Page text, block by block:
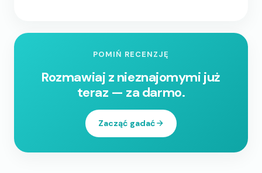
POMIŃ RECENZJĘ
Rozmawiaj z nieznajomymi już
teraz — za darmo.
Zacząć gadać